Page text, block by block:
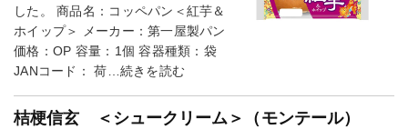
した。 商品名：コッペパン＜紅芋＆
ホイップ＞ メーカー：第一屋製パン
価格：OP 容量：1個 容器種類：袋
JANコード： 荷…続きを読む
桔梗信玄 ＜シュークリーム＞（モンテール）